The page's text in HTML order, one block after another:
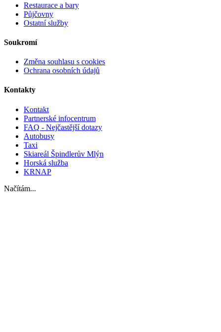
Restaurace a bary
Půjčovny
Ostatní služby
Soukromí
Změna souhlasu s cookies
Ochrana osobních údajů
Kontakty
Kontakt
Partnerské infocentrum
FAQ - Nejčastější dotazy
Autobusy
Taxi
Skiareál Špindlerův Mlýn
Horská služba
KRNAP
Načítám...